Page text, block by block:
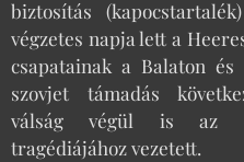
biztosítás
végzetes napja lett a
csapatainak a Balaton
szovjet támadás
válság végül is az
tragédiájához vezetett.